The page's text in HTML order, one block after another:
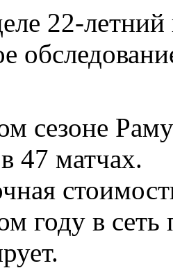
22-
сезоне
47 матчах.
году в